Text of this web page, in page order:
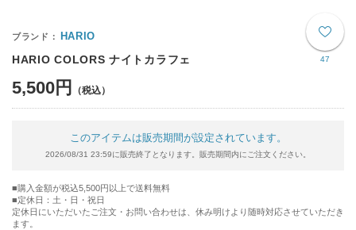
47
HARIO
HARIO COLORS ナイトカラフェ
5,500円
このアイテムは販売期間が設定されています。
2026/08/31 23:59に販売終了となります。販売期間内にご注文ください。
購入金額が税込5,500円以上で送料無料
定休日：土・日・祝日
定休日にいただいたご注文・お問い合わせは、休み明けより随時対応させていただき
ます。